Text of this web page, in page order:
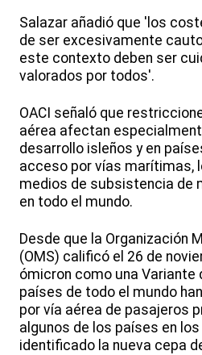
Salazar añadió que 'los
de ser excesivamente
este contexto deben ser
valorados por todos'.
OACI señaló que
aérea afectan
desarrollo isleños y en
acceso por vías marítimas,
medios de subsistencia de
en todo el mundo.
Desde que la Organización
(OMS) calificó el 26 de
ómicron como una Variante
países de todo el mundo
por vía aérea de pasajeros
algunos de los países en los
identificado la nueva cepa